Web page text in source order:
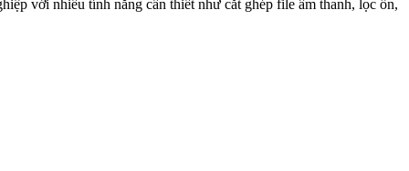
với nhiều tính năng cần thiết như cắt ghép file âm thanh, lọc ồn,